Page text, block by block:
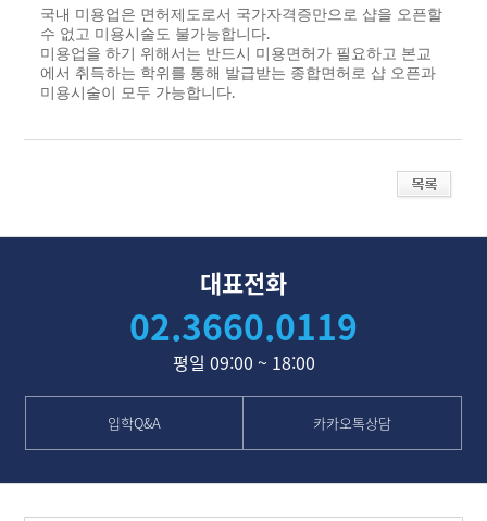
국내 미용업은 면허제도로서 국가자격증만으로 샵을 오픈할
수 없고 미용시술도 불가능합니다.
미용업을 하기 위해서는 반드시 미용면허가 필요하고 본교
에서 취득하는 학위를 통해 발급받는 종합면허로 샵 오픈과
미용시술이 모두 가능합니다.
대표전화
02.3660.0119
평일 09:00 ~ 18:00
입학Q&A 카카오톡상담